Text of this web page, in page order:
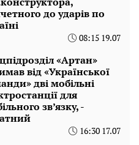
до ударів по
08:15 19.07
«Артан»
від «Української
дві мобільні
для
зв’язку, -
16:30 17.07